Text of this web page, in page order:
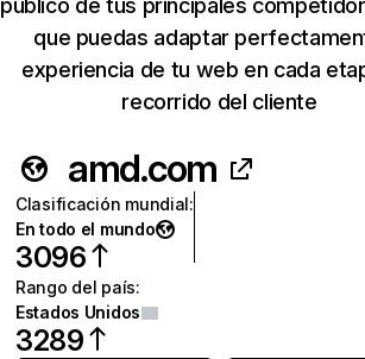
público de tus principales
que puedas adaptar
experiencia de tu web en cada
recorrido del cliente
amd.com
Clasificación mundial:
En todo el mundo
3096
Rango del país:
Estados Unidos
3289